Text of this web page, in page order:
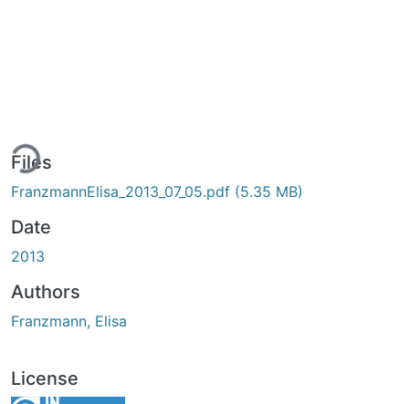
Files
FranzmannElisa_2013_07_05.pdf (5.35 MB)
Date
2013
Authors
Franzmann, Elisa
License